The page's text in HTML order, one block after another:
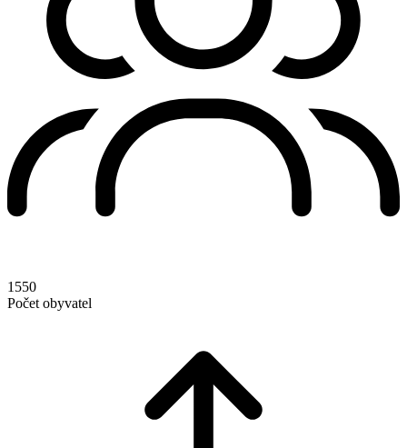
1550
Počet obyvatel